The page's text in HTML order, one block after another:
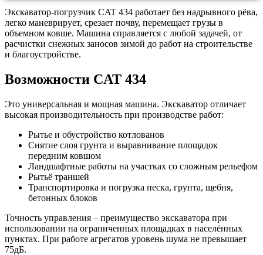
Экскаватор-погрузчик CAT 434 работает без надрывного рёва,
легко маневрирует, срезает почву, перемещает грузы в
объемном ковше. Машина справляется с любой задачей, от
расчистки снежных заносов зимой до работ на строительстве
и благоустройстве.
Возможности CAT 434
Это универсальная и мощная машина. Экскаватор отличает
высокая производительность при производстве работ:
Рытье и обустройство котлованов
Снятие слоя грунта и выравнивание площадок
передним ковшом
Ландшафтные работы на участках со сложным рельефом
Рытьё траншей
Транспортировка и погрузка песка, грунта, щебня,
бетонных блоков
Точность управления – преимущество экскаватора при
использовании на ограниченных площадках в населённых
пунктах. При работе агрегатов уровень шума не превышает
75дБ.